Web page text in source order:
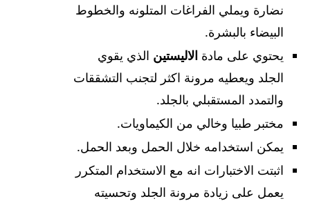
نضارة ويملي الفراغات المتلونه والخطوط
البيضاء بالبشرة.
يحتوي على مادة الاليستين الذي يقوي
الجلد ويعطيه مرونة اكثر لتجنب التشققات
والتمدد المستقبلي بالجلد.
مختبر طبيا وخالي من الكيماويات.
يمكن استخدامه خلال الحمل وبعد الحمل.
اثبتت الاختبارات انه مع الاستخدام المتكرر
يعمل على زيادة مرونة الجلد وتحسيته